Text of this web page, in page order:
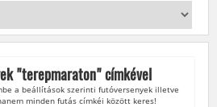
"terepmaraton" címkével
a beállítások szerinti futóversenyek illetve
minden futás címkéi között keres!